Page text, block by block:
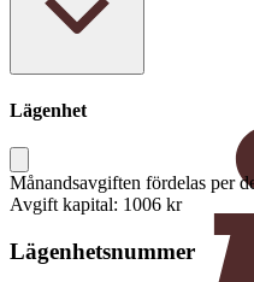
Lägenhet
Månandsavgiften fördelas per
Avgift kapital: 1006 kr
Lägenhetsnummer